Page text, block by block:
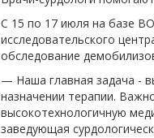
С 15 по 17 июля на базе
исследовательского
обследование
— Наша главная задача -
назначении терапии.
высокотехнологичную
заведующая